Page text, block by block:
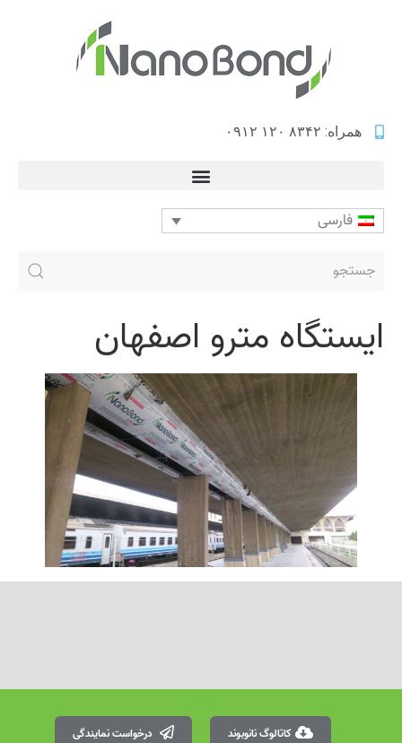
همراه: ۸۳۴۲ ۱۲۰ ۰۹۱۲
فارسی
ایستگاه مترو اصفهان
کاتالوگ نانوبوند درخواست نمایندگی